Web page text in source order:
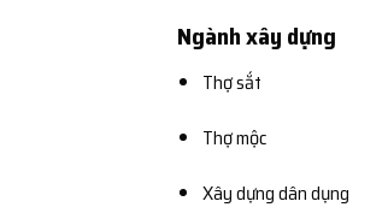
Ngành xây dựng
Thợ sắt
Thợ mộc
Xây dựng dân dụng